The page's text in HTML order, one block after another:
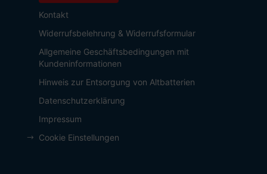
Kontakt
Widerrufsbelehrung & Widerrufsformular
Allgemeine Geschäftsbedingungen mit
Kundeninformationen
Hinweis zur Entsorgung von Altbatterien
Datenschutzerklärung
Impressum
Cookie Einstellungen